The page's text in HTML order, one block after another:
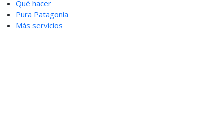
Qué hacer
Pura Patagonia
Más servicios